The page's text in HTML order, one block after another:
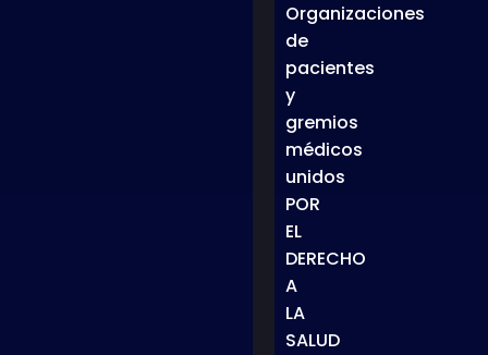
Organizaciones
de
pacientes
y
gremios
médicos
unidos
POR
EL
DERECHO
A
LA
SALUD